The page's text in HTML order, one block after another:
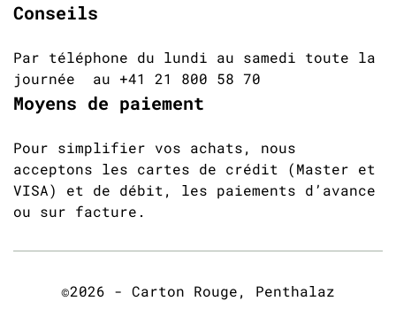
Conseils
Par téléphone du lundi au samedi toute la
journée au +41 21 800 58 70
Moyens de paiement
Pour simplifier vos achats, nous
acceptons les cartes de crédit (Master et
VISA) et de débit, les paiements d’avance
ou sur facture.
©2026 - Carton Rouge, Penthalaz